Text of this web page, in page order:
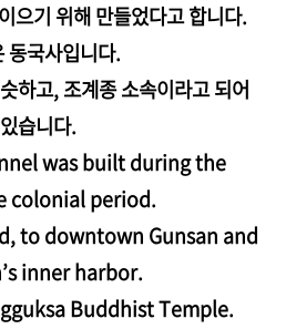
으기 위해 만들었다고 합니다.
동국사입니다.
하고, 조계종 소속이라고 되어
있습니다.
was built during the
colonial period.
to downtown Gunsan and
inner harbor.
Buddhist Temple.